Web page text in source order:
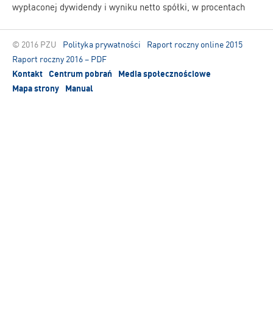
wypłaconej dywidendy i wyniku netto spółki, w procentach
© 2016 PZU Polityka prywatności
Raport roczny online 2015
Raport roczny 2016 – PDF
Kontakt Centrum pobrań
Media społecznościowe
Mapa strony
Manual